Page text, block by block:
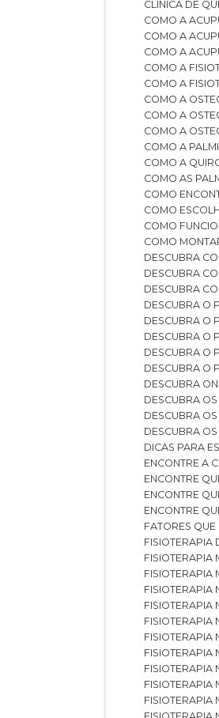
CLÍNICA DE
COMO A
COMO A
COMO A
COMO A
COMO A
COMO A
COMO A
COMO A
COMO A
COMO A
COMO AS
COMO
COMO
COMO
COMO
DESCUBRA
DESCUBRA
DESCUBRA
DESCUBRA
DESCUBRA
DESCUBRA
DESCUBRA
DESCUBRA
DESCUBRA
DESCUBRA
DESCUBRA
DESCUBRA
DICAS PARA
ENCONTRE A
ENCONTRE
ENCONTRE
ENCONTRE
FATORES